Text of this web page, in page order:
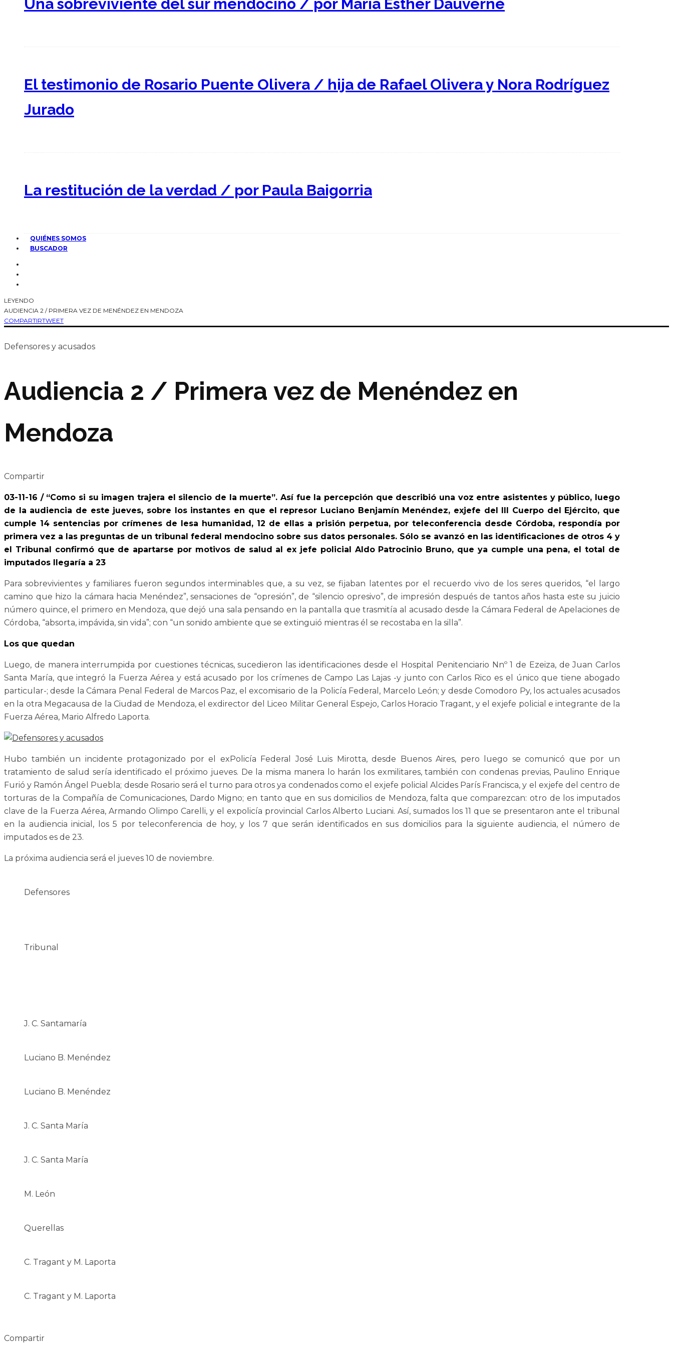
Una sobreviviente del sur mendocino / por María Esther Dauverné
El testimonio de Rosario Puente Olivera / hija de Rafael Olivera y Nora Rodríguez
Jurado
La restitución de la verdad / por Paula Baigorria
QUIÉNES SOMOS
BUSCADOR
LEYENDO
AUDIENCIA 2 / PRIMERA VEZ DE MENÉNDEZ EN MENDOZA
COMPARTIRTWEET
Defensores y acusados
Audiencia 2 / Primera vez de Menéndez en
Mendoza
Compartir
03-11-16 / “Como si su imagen trajera el silencio de la muerte”. Así fue la percepción que describió una voz entre asistentes y público, luego
de la audiencia de este jueves, sobre los instantes en que el represor Luciano Benjamín Menéndez, exjefe del III Cuerpo del Ejército, que
cumple 14 sentencias por crímenes de lesa humanidad, 12 de ellas a prisión perpetua, por teleconferencia desde Córdoba, respondía por
primera vez a las preguntas de un tribunal federal mendocino sobre sus datos personales. Sólo se avanzó en las identificaciones de otros 4 y
el Tribunal confirmó que de apartarse por motivos de salud al ex jefe policial Aldo Patrocinio Bruno, que ya cumple una pena, el total de
imputados llegaría a 23
Para sobrevivientes y familiares fueron segundos interminables que, a su vez, se fijaban latentes por el recuerdo vivo de los seres queridos, “el largo
camino que hizo la cámara hacia Menéndez”, sensaciones de “opresión”, de “silencio opresivo”, de impresión después de tantos años hasta este su juicio
número quince, el primero en Mendoza, que dejó una sala pensando en la pantalla que trasmitía al acusado desde la Cámara Federal de Apelaciones de
Córdoba, “absorta, impávida, sin vida”; con “un sonido ambiente que se extinguió mientras él se recostaba en la silla”.
Los que quedan
Luego, de manera interrumpida por cuestiones técnicas, sucedieron las identificaciones desde el Hospital Penitenciario Nnº 1 de Ezeiza, de Juan Carlos
Santa María, que integró la Fuerza Aérea y está acusado por los crímenes de Campo Las Lajas -y junto con Carlos Rico es el único que tiene abogado
particular-; desde la Cámara Penal Federal de Marcos Paz, el excomisario de la Policía Federal, Marcelo León; y desde Comodoro Py, los actuales acusados
en la otra Megacausa de la Ciudad de Mendoza, el exdirector del Liceo Militar General Espejo, Carlos Horacio Tragant, y el exjefe policial e integrante de la
Fuerza Aérea, Mario Alfredo Laporta.
Hubo también un incidente protagonizado por el exPolicía Federal José Luis Mirotta, desde Buenos Aires, pero luego se comunicó que por un
tratamiento de salud sería identificado el próximo jueves. De la misma manera lo harán los exmilitares, también con condenas previas, Paulino Enrique
Furió y Ramón Ángel Puebla; desde Rosario será el turno para otros ya condenados como el exjefe policial Alcides París Francisca, y el exjefe del centro de
torturas de la Compañía de Comunicaciones, Dardo Migno; en tanto que en sus domicilios de Mendoza, falta que comparezcan: otro de los imputados
clave de la Fuerza Aérea, Armando Olimpo Carelli, y el expolicía provincial Carlos Alberto Luciani. Así, sumados los 11 que se presentaron ante el tribunal
en la audiencia inicial, los 5 por teleconferencia de hoy, y los 7 que serán identificados en sus domicilios para la siguiente audiencia, el número de
imputados es de 23.
La próxima audiencia será el jueves 10 de noviembre.
Defensores
Tribunal
J. C. Santamaría
Luciano B. Menéndez
Luciano B. Menéndez
J. C. Santa María
J. C. Santa María
M. León
Querellas
C. Tragant y M. Laporta
C. Tragant y M. Laporta
Compartir